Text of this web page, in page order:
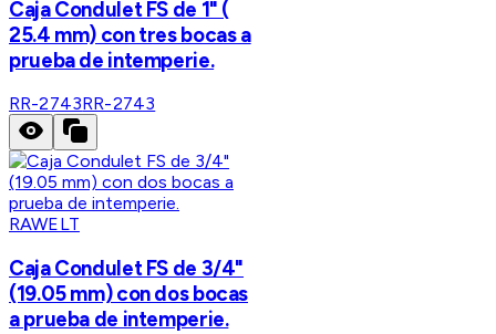
Caja Condulet FS de 1" (
25.4 mm) con tres bocas a
prueba de intemperie.
RR-2743RR-2743
RAWELT
Caja Condulet FS de 3/4"
(19.05 mm) con dos bocas
a prueba de intemperie.